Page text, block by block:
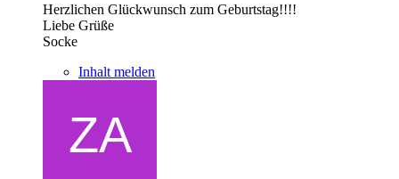
Herzlichen Glückwunsch zum Geburtstag!!!!
Liebe Grüße
Socke
Inhalt melden